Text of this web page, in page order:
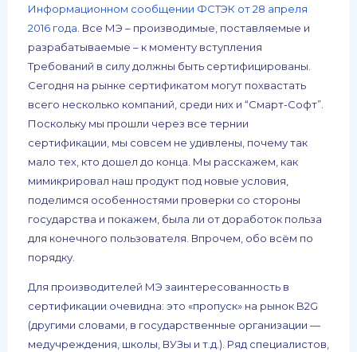
Информационном сообщении ФСТЭК от 28 апреля
2016 года. Все МЭ – производимые, поставляемые и
разрабатываемые – к моменту вступления
Требований в силу должны быть сертифицированы.
Сегодня на рынке сертификатом могут похвастать
всего несколько компаний, среди них и “Смарт-Софт”.
Поскольку мы прошли через все тернии
сертификации, мы совсем не удивлены, почему так
мало тех, кто дошел до конца. Мы расскажем, как
мимикрировал наш продукт под новые условия,
поделимся особенностями проверки со стороны
государства и покажем, была ли от доработок польза
для конечного пользователя. Впрочем, обо всём по
порядку.
Для производителей МЭ заинтересованность в
сертификации очевидна: это «пропуск» на рынок B2G
(другими словами, в государственные организации —
медучреждения, школы, ВУЗы и т.д.). Ряд специалистов,